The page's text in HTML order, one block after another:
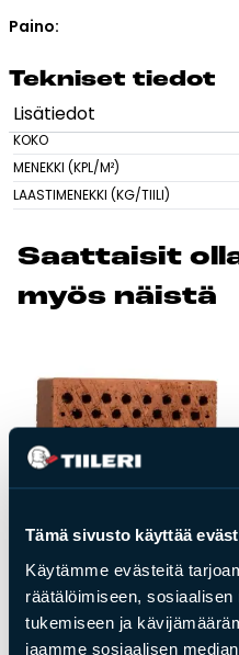
Tämä sivusto käyttää
Käytämme evästeitä
räätälöimiseen,
tukemiseen ja
jaamme sosiaalisen
Vastuullisuus
Esitteet
Verkkokauppa
Tulisijatarvikkeet
Grillit ja pihakeittiöt
Tiilet
Outlet
Käyttöehdot
Peruuta
Paino:
Tek­ni­set tie­dot
Lisätiedot
KOKO
MENEKKI (KPL/M²)
LAASTIMENEKKI (KG/TIILI)
Saat­tai­sit
myös näis­tä
Tiilet